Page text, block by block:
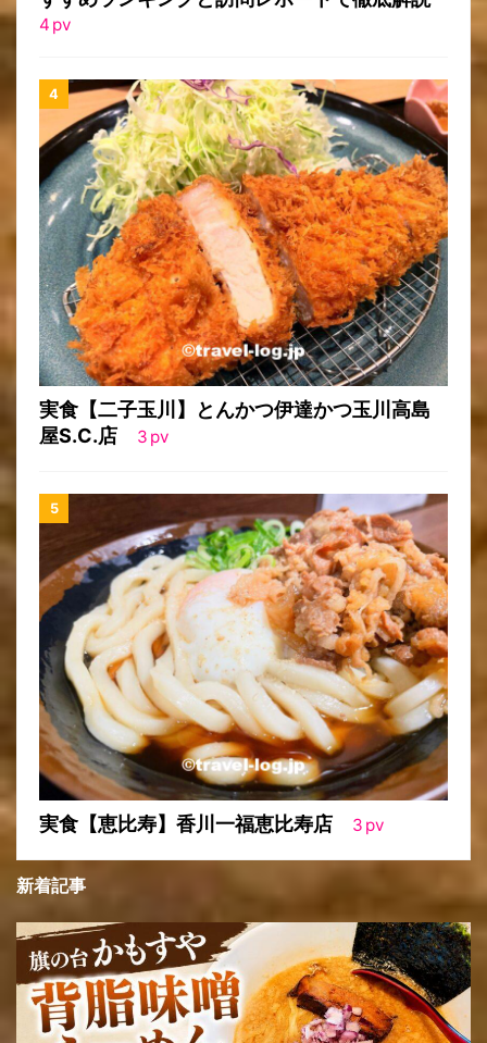
4 pv
実食【二子玉川】とんかつ伊達かつ玉川高島
屋S.C.店
3 pv
実食【恵比寿】香川一福恵比寿店 3 pv
新着記事